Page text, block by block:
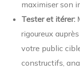
maximiser son
Tester et itérer:
rigoureux
votre public
constructifs,